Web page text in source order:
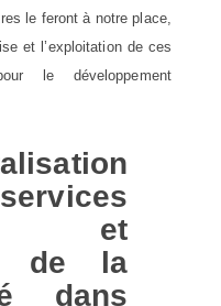
le feront à notre place,
et l’exploitation de ces
le développement
et
de la
dans